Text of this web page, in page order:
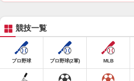
競技一覧
プロ野球 プロ野球(2軍) MLB